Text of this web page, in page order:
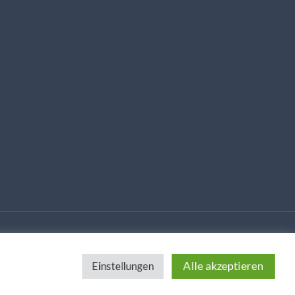
Einstellungen Alle akzeptieren